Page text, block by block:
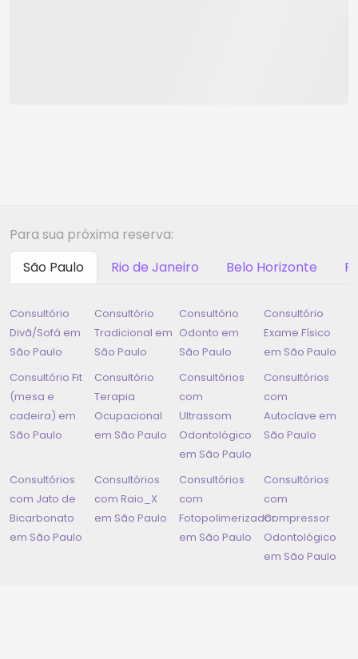
Para sua próxima reserva:
São Paulo
Rio de Janeiro Belo Horizonte
Consultório
Divã/Sofá em
São Paulo
Consultório
Tradicional em
São Paulo
Consultório
Odonto em
São Paulo
Consultório
Exame Físico
em São Paulo
Consultório Fit
(mesa e
cadeira) em
São Paulo
Consultório
Terapia
Ocupacional
em São Paulo
Consultórios
com
Ultrassom
Odontológico
em São Paulo
Consultórios
com
Autoclave em
São Paulo
Consultórios
com Jato de
Bicarbonato
em São Paulo
Consultórios
com Raio_X
em São Paulo
Consultórios
com
Fotopolimerizador
em São Paulo
Consultórios
com
Compressor
Odontológico
em São Paulo